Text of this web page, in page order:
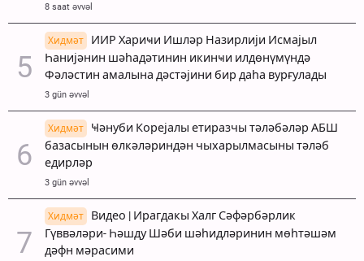
8 saat əvvəl
Хидмәт
ИИР Хариҹи Ишләр Назирлији Исмајыл
Һанијәнин шәһадәтинин икинҹи илдөнүмүндә
Фәләстин амалына дәстәјини бир даһа вурғулады
3 gün əvvəl
Хидмәт
Ҹәнуби Корејалы етиразчы тәләбәләр АБШ
базасынын өлкәләриндән чыхарылмасыны тәләб
едирләр
3 gün əvvəl
Хидмәт
Видео | Ирагдакы Халг Сәфәрбәрлик
Гүввәләри- Һәшду Шәби шәһидләринин мөһтәшәм
дәфн мәрасими